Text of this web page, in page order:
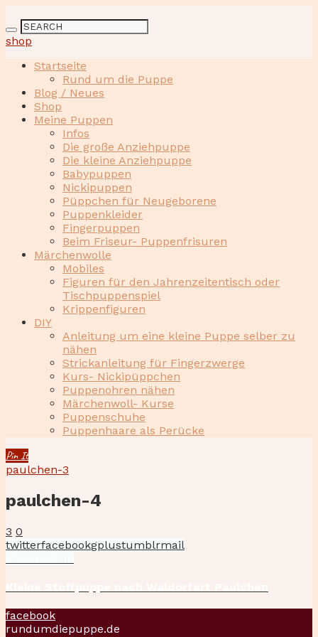
shop
Startseite
Rund um die Puppe
Blog / Neues
Shop
Meine Puppen
Infos
Die große Anziehpuppe
Die kleine Anziehpuppe
Babypuppen
Nickipuppen
Püppchen für Neugeborene
Puppenkleider
Fingerpuppen
Beim Friseur- Puppenfrisuren
Märchenwolle
Mobiles
Figuren für den Jahrenzeitentisch oder
Tischpuppenspiel
Krippenfiguren
DIY
Anleitung um eine kleine Puppe selber zu
nähen
Strickanleitung für Fingerzwerge
Kurs- Nickipüppchen
Puppenohren nähen
Märchenwoll- Kurse
Puppenschuhe
Puppenhaare als Perücke
Pin It
paulchen-3
paulchen-4
3 0
twitterfacebookgplustumblrmail
Beitragsnavigation
facebook
rundumdiepuppe.de